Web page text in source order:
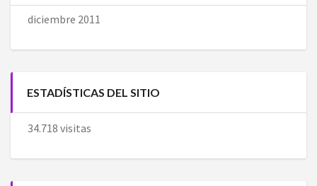
diciembre 2011
ESTADÍSTICAS DEL SITIO
34.718 visitas